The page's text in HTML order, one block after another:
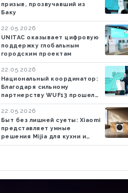
призыв, прозвучавший из
Баку
22.05.2026
UNITAC оказывает цифровую
поддержку глобальным
городским проектам
22.05.2026
Национальный координатор:
Благодаря сильному
партнерству WUF13 прошел
успешно
22.05.2026
Быт без лишней суеты: Xiaomi
представляет умные
решения Mijia для кухни и
стирки